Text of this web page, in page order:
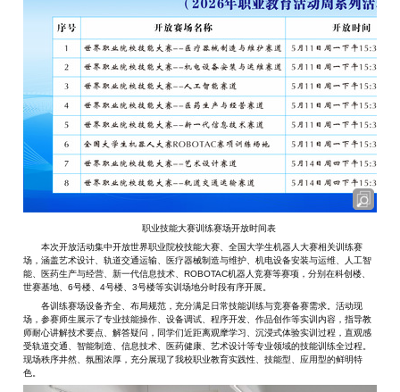
职业技能大赛训练赛场开放时间表
本次开放活动集中开放世界职业院校技能大赛、全国大学生机器人大赛相关训练赛
场，涵盖艺术设计、轨道交通运输、医疗器械制造与维护、机电设备安装与运维、人工智
能、医药生产与经营、新一代信息技术、ROBOTAC机器人竞赛等赛项，分别在科创楼、
世赛基地、6号楼、4号楼、3号楼等实训场地分时段有序开展。
各训练赛场设备齐全、布局规范，充分满足日常技能训练与竞赛备赛需求。活动现
场，参赛师生展示了专业技能操作、设备调试、程序开发、作品创作等实训内容，指导教
师耐心讲解技术要点、解答疑问，同学们近距离观摩学习、沉浸式体验实训过程，直观感
受轨道交通、智能制造、信息技术、医药健康、艺术设计等专业领域的技能训练全过程。
现场秩序井然、氛围浓厚，充分展现了我校职业教育实践性、技能型、应用型的鲜明特
色。